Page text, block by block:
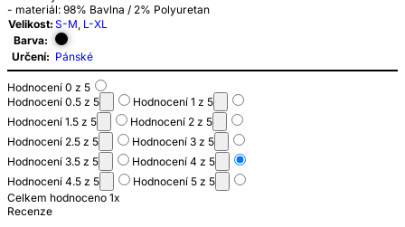
- materiál: 98% Bavlna / 2% Polyuretan
Velikost: S-M L-XL
Barva:
Určení: Pánské
Hodnocení 0 z 5
Hodnocení 0.5 z 5
Hodnocení 1 z 5
Hodnocení 1.5 z 5
Hodnocení 2 z 5
Hodnocení 2.5 z 5
Hodnocení 3 z 5
Hodnocení 3.5 z 5
Hodnocení 4 z 5
Hodnocení 4.5 z 5
Hodnocení 5 z 5
Celkem hodnoceno 1x
Recenze